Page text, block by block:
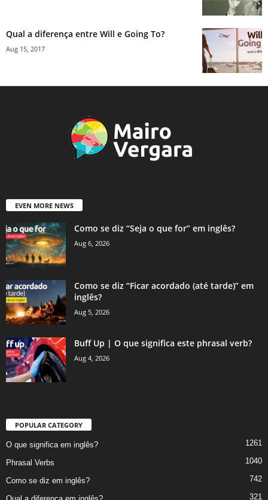
Qual a diferença entre Will e Going To?
Aug 15, 2017
EVEN MORE NEWS
Como se diz “Seja o que for” em inglês?
Aug 6, 2026
Como se diz “Ficar acordado (até tarde)” em
inglês?
Aug 5, 2026
Buff Up | O que significa este phrasal verb?
Aug 4, 2026
POPULAR CATEGORY
O que significa em inglês? 1261
Phrasal Verbs 1040
Como se diz em inglês? 742
321